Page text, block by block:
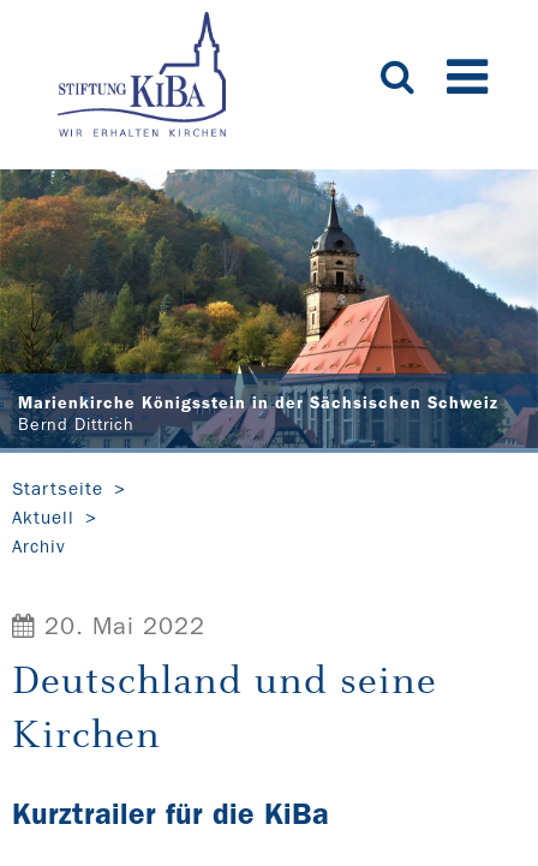
Marienkirche Königsstein in der Sächsischen Schweiz
Bernd Dittrich
Startseite
Aktuell
Archiv
20. Mai 2022
Deutschland und seine
Kirchen
Kurztrailer für die KiBa